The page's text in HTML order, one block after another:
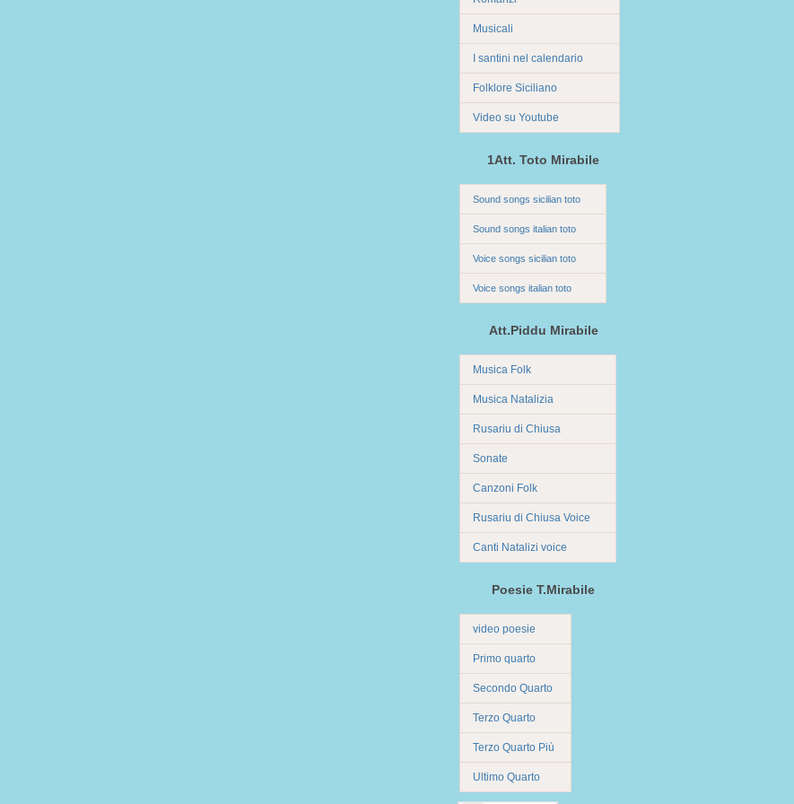
Musicali
I santini nel calendario
Folklore Siciliano
Video su Youtube
1Att. Toto Mirabile
Sound songs sicilian toto
Sound songs italian toto
Voice songs sicilian toto
Voice songs italian toto
Att.Piddu Mirabile
Musica Folk
Musica Natalizia
Rusariu di Chiusa
Sonate
Canzoni Folk
Rusariu di Chiusa Voice
Canti Natalizi voice
Poesie T.Mirabile
video poesie
Primo quarto
Secondo Quarto
Terzo Quarto
Terzo Quarto Più
Ultimo Quarto